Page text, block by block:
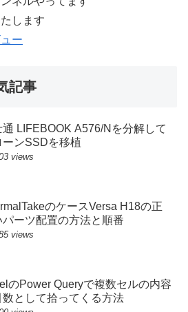
します
ー
記事
通 LIFEBOOK A576/Nを分解して
ーンSSDを移植
views
のケースVersa H18の正
パーツ配置の方法と順番
views
のPower Queryで複数セルの内容
数として拾ってくる方法